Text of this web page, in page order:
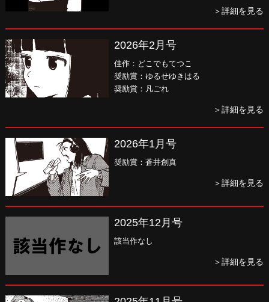
＞詳細を見る
2026年2月号
佳作：どこでもてつこ
奨励賞：ゆるせゆきはる
奨励賞：凡ごれ
＞詳細を見る
2026年1月号
奨励賞：蒼井創真
＞詳細を見る
2025年12月号
該当作なし
＞詳細を見る